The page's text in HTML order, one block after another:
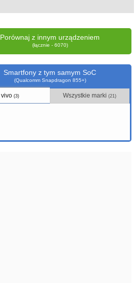
Porównaj z innym urządzeniem
(łącznie - 6070)
Smartfony z tym samym SoC
(Qualcomm Snapdragon 855+)
vivo(3) Wszystkie marki(21)